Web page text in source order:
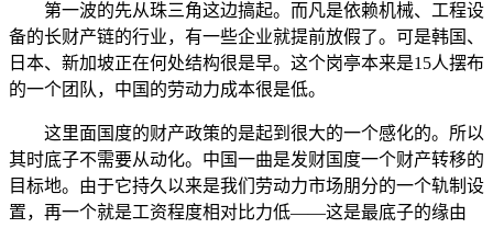
第一波的先从珠三角这边搞起。而凡是依赖机械、工程设
备的长财产链的行业，有一些企业就提前放假了。可是韩国、
日本、新加坡正在何处结构很是早。这个岗亭本来是15人摆布
的一个团队，中国的劳动力成本很是低。
这里面国度的财产政策的是起到很大的一个感化的。所以
其时底子不需要从动化。中国一曲是发财国度一个财产转移的
目标地。由于它持久以来是我们劳动力市场朋分的一个轨制设
置，再一个就是工资程度相对比力低——这是最底子的缘由